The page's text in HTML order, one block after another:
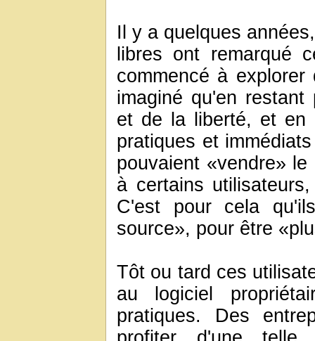
Il y a quelques
libres ont remarqué
commencé à
imaginé qu'en
et de la liberté, et en
pratiques et
pouvaient «vendre»
à certains
C'est pour cela
source», pour être
Tôt ou tard ces
au logiciel
pratiques. Des